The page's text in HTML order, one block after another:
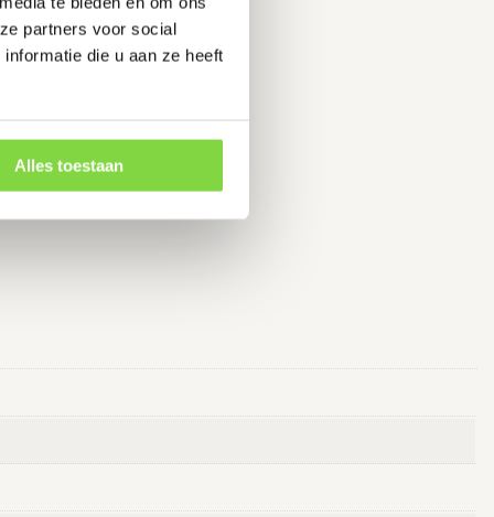
partners voor social
die u aan ze heeft
Alles toestaan